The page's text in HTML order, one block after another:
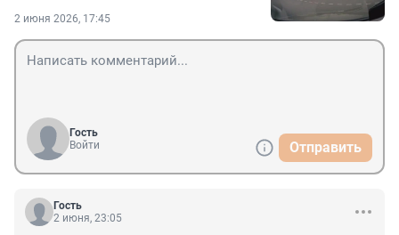
2 июня 2026, 17:45
Гость
Войти
Отправить
Гость
2 июня, 23:05